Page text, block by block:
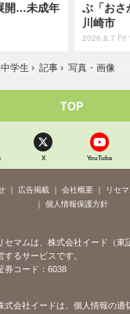
開…未成年
ぶ「お
川崎市
2026.8.7 Fri
中学生 › 記事 › 写真・画像
TOP
X YouTube
広告掲載 会社概要
リセ
個人情報保護方針
セマムは、株式会社イード（東
するサービスです。
券コード：6038
式会社イードは、個人情報の適